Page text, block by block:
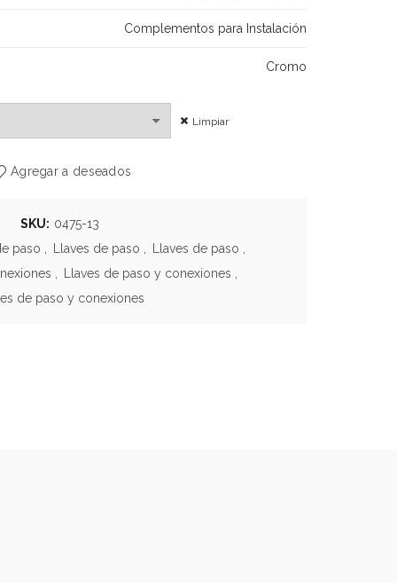
Complementos para Instalación
Cromo
Limpiar
Agregar a deseados
SKU: 0475-13
paso
Llaves de paso Llaves de paso
Llaves de paso y conexiones
de paso y conexiones